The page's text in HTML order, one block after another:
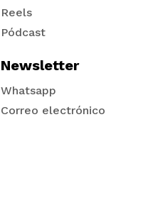
Reels
Pódcast
Newsletter
Whatsapp
Correo electrónico